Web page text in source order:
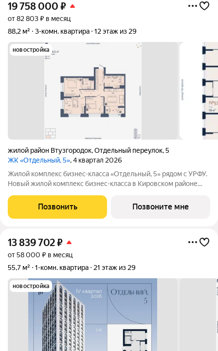
19 758 000 ₽
от 82 803 ₽ в месяц
88,2 м²
3-комн. квартира 12 этаж из 29
новостройка
жилой район Втузгородок,Отдельный переулок,5
ЖК «Отдельный, 5», 4 квартал 2026
Жилой комплекс бизнес-класса «Отдельный, 5» рядом с УРФУ.
Новый жилой комплекс бизнес-класса в Кировском районе
квартале между улицами Малышева, Мира и Гагарина.
Архитектурный ансамбль состоит из
Позвонить Позвоните мне
13 839 702₽
от 58 000 ₽ в месяц
55,7 м²
1-комн. квартира 21 этаж из 29
новостройка